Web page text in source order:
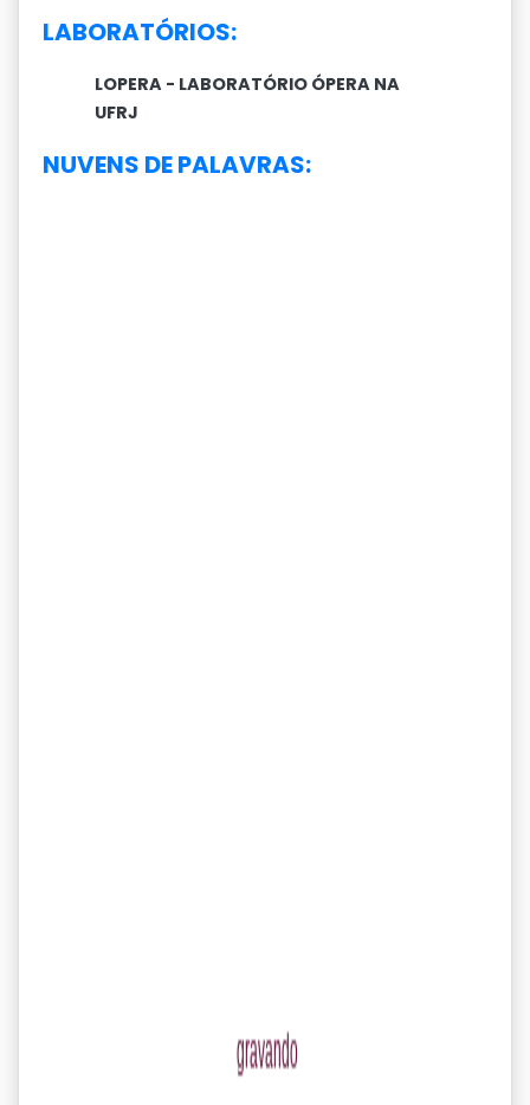
LABORATÓRIOS:
LOPERA - LABORATÓRIO ÓPERA NA
UFRJ
NUVENS DE PALAVRAS: